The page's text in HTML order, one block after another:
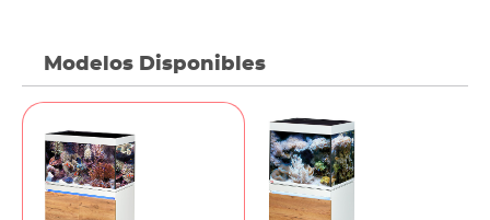
Modelos Disponibles